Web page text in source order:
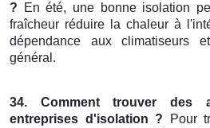
? En été, une bonne isolation
fraîcheur réduire la chaleur à
dépendance aux climatiseurs
général.
34. Comment trouver des
entreprises d'isolation ? Pour